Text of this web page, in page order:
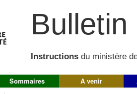
Bulletin
Instructions du ministère
Sommaires A venir